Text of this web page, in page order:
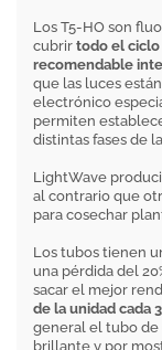
Los T5-HO son
cubrir todo el
recomendable
que las luces
electrónico
permiten
distintas fases de
LightWave
al contrario que
para cosechar
Los tubos tienen
una pérdida del
sacar el mejor
de la unidad cada
general el tubo de
brillante y por